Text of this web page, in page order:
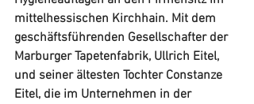
mittelhessischen Kirchhain. Mit dem
geschäftsführenden Gesellschafter der
Marburger Tapetenfabrik, Ullrich Eitel,
und seiner ältesten Tochter Constanze
Eitel, die im Unternehmen in der